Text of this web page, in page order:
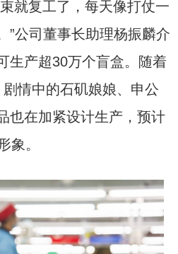
就复工了，每天像打仗一
”公司董事长助理杨振麟介
生产超30万个盲盒。随着
剧情中的石矶娘娘、申公
也在加紧设计生产，预计
象。